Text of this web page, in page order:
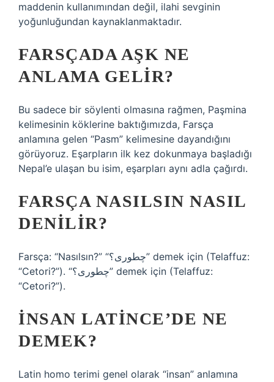
maddenin kullanımından değil, ilahi sevginin
yoğunluğundan kaynaklanmaktadır.
FARSÇADA AŞK NE
ANLAMA GELIR?
Bu sadece bir söylenti olmasına rağmen, Paşmina
kelimesinin köklerine baktığımızda, Farsça
anlamına gelen “Pasm” kelimesine dayandığını
görüyoruz. Eşarpların ilk kez dokunmaya başladığı
Nepal’e ulaşan bu isim, eşarpları aynı adla çağırdı.
FARSÇA NASILSIN NASIL
DENILIR?
Farsça: “Nasılsın?” “چطوری؟” demek için (Telaffuz:
“Cetori?”). “چطوری؟” demek için (Telaffuz:
“Cetori?”).
İNSAN LATINCE’DE NE
DEMEK?
Latin homo terimi genel olarak “insan” anlamına